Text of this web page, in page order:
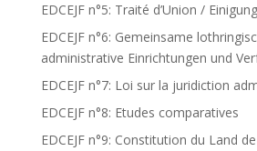
EDCEJF n°5: Traité d’Union /
EDCEJF n°6: Gemeinsame
administrative Einrichtungen und
EDCEJF n°7: Loi sur la juridiction
EDCEJF n°8: Etudes comparatives
EDCEJF n°9: Constitution du Land